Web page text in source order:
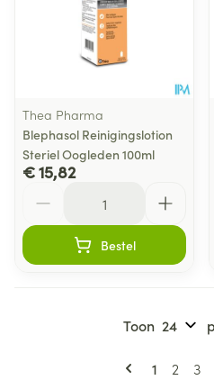
Thea Pharma
Blephasol Reinigingslotion
Steriel Oogleden 100ml
€ 15,82
Bestel
U lees
1 Pagina
2 3
Toon